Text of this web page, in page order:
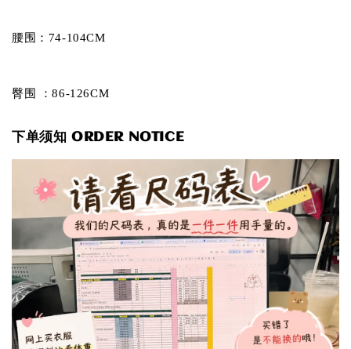
腰围：74-104CM
臀围 ：86-126CM
下单须知 ORDER NOTICE